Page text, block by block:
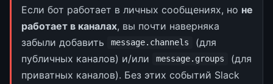
Если бот работает в личных сообщениях, но не
работает в каналах, вы почти наверняка
забыли добавить
message.channels
(для
публичных каналов) и/или
message.groups
(для
приватных каналов). Без этих событий Slack